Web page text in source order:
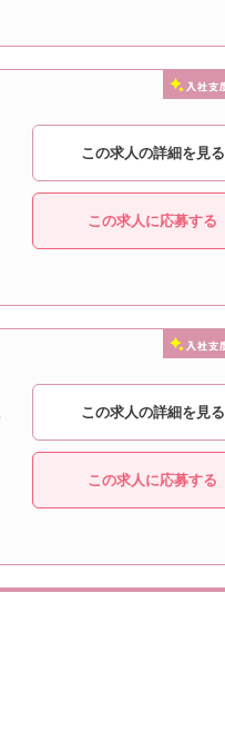
この求人の詳細を見る
この求人に応募する
この求人の詳細を見る
この求人に応募する